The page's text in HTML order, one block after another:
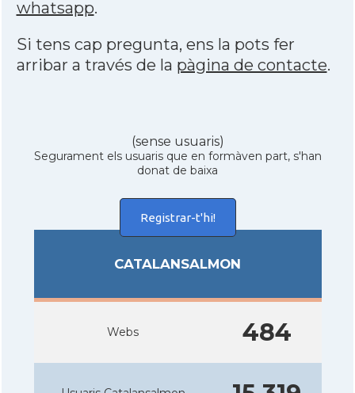
whatsapp.
Si tens cap pregunta, ens la pots fer
arribar a través de la pàgina de contacte.
(sense usuaris)
Segurament els usuaris que en formàven part, s'han
donat de baixa
Registrar-t'hi!
CATALANSALMON
Webs 484